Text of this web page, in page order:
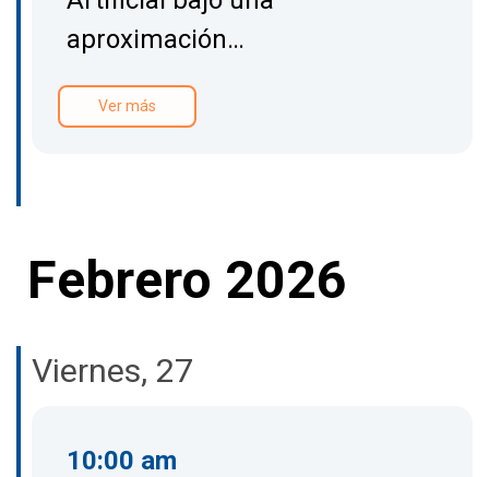
aproximación…
Ver más
Febrero 2026
Viernes, 27
10:00 am